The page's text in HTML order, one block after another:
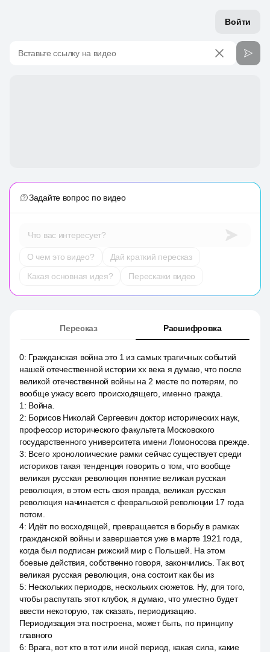
Войти
Вставьте ссылку на видео
Задайте вопрос по видео
Что вас интересует?
О чем это видео?
Дай краткий пересказ
Какая основная идея?
Перескажи видео
Пересказ Расшифровка
0: Гражданская война это 1 из самых трагичных событий
нашей отечественной истории xx века я думаю, что после
великой отечественной войны на 2 месте по потерям, по
вообще ужасу всего происходящего, именно гражда.
1 : Война.
2: Борисов Николай Сергеевич доктор исторических наук,
профессор исторического факультета Московского
государственного университета имени Ломоносова прежде.
3: Всего хронологические рамки сейчас существует среди
историков такая тенденция говорить о том, что вообще
великая русская революция понятие великая русская
революция, в этом есть своя правда, великая русская
революция начинается с февральской революции 17 года
потом.
4: Идёт по восходящей, превращается в борьбу в рамках
гражданской войны и завершается уже в марте 1921 года,
когда был подписан рижский мир с Польшей. На этом
боевые действия, собственно говоря, закончились. Так вот,
великая русская революция, она состоит как бы из
5: Нескольких периодов, нескольких сюжетов. Ну, для того,
чтобы распутать этот клубок, я думаю, что уместно будет
ввести некоторую, так сказать, периодизацию.
Периодизация эта построена, может быть, по принципу
главного
6: Врага, вот кто в тот или иной период, какая сила, какие